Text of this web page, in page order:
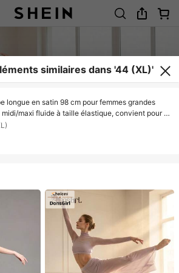
similaires dans '44 (XL)'
longue en satin 98 cm pour femmes grandes
maxi fluide à taille élastique, convient pour la
du ventre, le flamenco, les fêtes, le cosplay et